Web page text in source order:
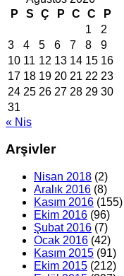
P
S Ç P C C
P
1
2
3
4 5 6 7 8
9
10 11 12 13 14 15 16
17 18 19 20 21 22 23
24 25 26 27 28 29 30
31
« Nis
Arşivler
Nisan 2018 (2)
Aralık 2016 (8)
Kasım 2016 (155)
Ekim 2016 (96)
Şubat 2016 (7)
Ocak 2016 (42)
Kasım 2015 (91)
Ekim 2015 (212)